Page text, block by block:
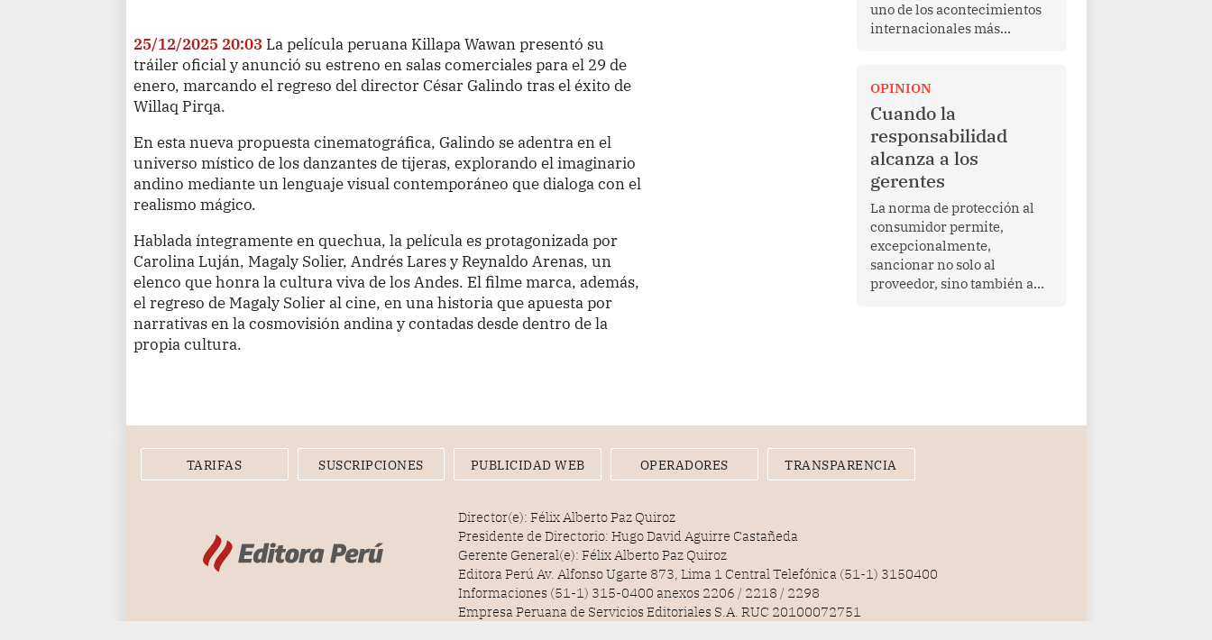
25/12/2025 20:03 La película peruana Killapa Wawan presentó su
tráiler oficial y anunció su estreno en salas comerciales para el 29 de
enero, marcando el regreso del director César Galindo tras el éxito de
Willaq Pirqa.
En esta nueva propuesta cinematográfica, Galindo se adentra en el
universo místico de los danzantes de tijeras, explorando el imaginario
andino mediante un lenguaje visual contemporáneo que dialoga con el
realismo mágico.
Hablada íntegramente en quechua, la película es protagonizada por
Carolina Luján, Magaly Solier, Andrés Lares y Reynaldo Arenas, un
elenco que honra la cultura viva de los Andes. El filme marca, además,
el regreso de Magaly Solier al cine, en una historia que apuesta por
narrativas en la cosmovisión andina y contadas desde dentro de la
propia cultura.
uno de los acontecimientos
internacionales más
Más allá de su dimensión
religiosa, esta gira
representa una oportunidad
para reafirmar el valor del
diálogo, fortalecer los
vínculos entre los pueblos y
proyectar una imagen de
cooperación en una región
que enfrenta desafíos en
materia de desarrollo,
cohesión social y
gobernabilidad.
OPINION
Cuando la
responsabilidad
alcanza a los
gerentes
La norma de protección al
consumidor permite,
excepcionalmente,
sancionar no solo al
proveedor, sino también a
infracción. En un caso
reciente, Indecopi sancionó
meet and greet con Lionel
Messi, cuya presencia fue
gerente de la empresa
TARIFAS SUSCRIPCIONES PUBLICIDAD WEB OPERADORES TRANSPARENCIA
Director(e): Félix Alberto Paz Quiroz
Presidente de Directorio: Hugo David Aguirre Castañeda
Gerente General(e): Félix Alberto Paz Quiroz
Editora Perú Av. Alfonso Ugarte 873, Lima 1 Central Telefónica (51-1) 3150400
Informaciones (51-1) 315-0400 anexos 2206 / 2218 / 2298
Empresa Peruana de Servicios Editoriales S.A. RUC 20100072751